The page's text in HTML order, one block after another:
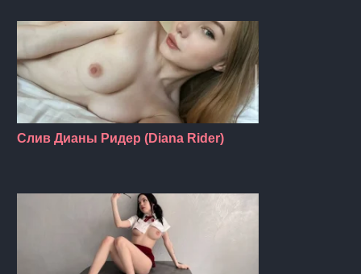
Слив Дианы Ридер (Diana Rider)